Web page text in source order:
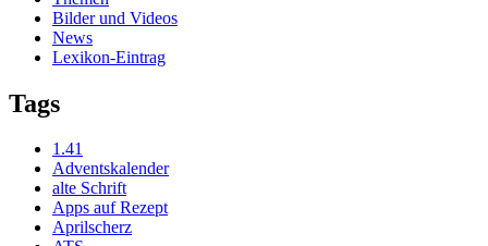
Bilder und Videos
News
Lexikon-Eintrag
Tags
1.41
Adventskalender
alte Schrift
Apps auf Rezept
Aprilscherz